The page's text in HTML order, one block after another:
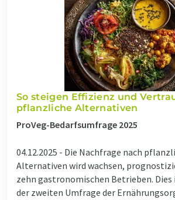
So steigen Effizienz und
pflanzliche Alternativen
ProVeg-Bedarfsumfrage 2025
04.12.2025 - Die Nachfrage nach
Alternativen wird wachsen,
zehn gastronomischen Betrieben. Dies
der zweiten Umfrage der